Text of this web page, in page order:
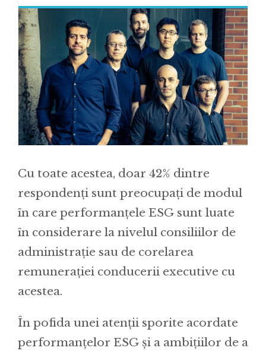
Cu toate acestea, doar 42% dintre
respondenți sunt preocupați de modul
în care performanțele ESG sunt luate
în considerare la nivelul consiliilor de
administrație sau de corelarea
remunerației conducerii executive cu
acestea.
În pofida unei atenții sporite acordate
performanțelor ESG și a ambițiilor de a